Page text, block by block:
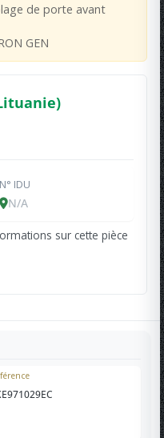
de porte avant
GEN
N° IDU
N/A
sur cette pièce